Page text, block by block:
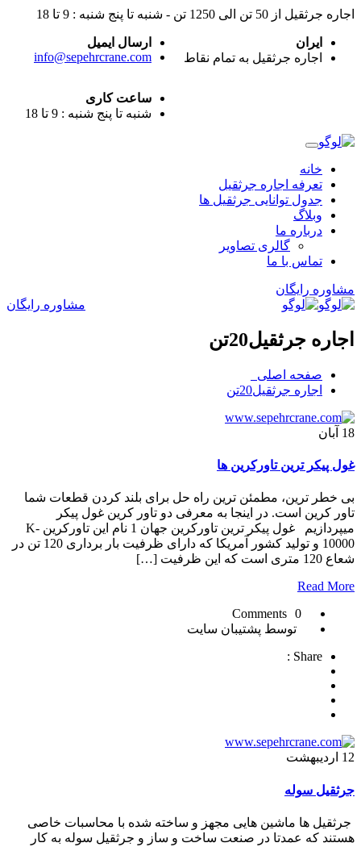
اجاره جرثقیل از 50 تن الی 1250 تن - شنبه تا پنج شنبه : 9 تا 18
ایران
اجاره جرثقیل به تمام نقاط
ارسال ایمیل
info@sepehrcrane.com
ساعت کاری
شنبه تا پنج شنبه : 9 تا 18
خانه
تعرفه اجاره جرثقیل
جدول توانایی جرثقیل ها
وبلاگ
درباره ما
گالری تصاویر
تماس با ما
مشاوره رایگان
مشاوره رایگان
اجاره جرثقيل20تن
صفحه اصلی
اجاره جرثقيل20تن
18 آبان
غول پیکر ترین تاورکرین ها
بی خطر ترین، مطمئن ترین راه حل برای بلند کردن قطعات شما
تاور کرین است. در اینجا به معرفی دو تاور کرین غول پیکر
میپردازیم غول پیکر ترین تاورکرین جهان 1 نام این تاورکرین K-
10000 و تولید کشور آمریکا که دارای ظرفیت بار برداری 120 تن در
شعاع 120 متری است که این ظرفیت […]
Read More
0 Comments
توسط پشتیبان سایت
Share :
12 اردیبهشت
جرثقیل سوله
جرثقیل ها ماشین هایی مجهز و ساخته شده با محاسبات خاصی
هستند که عمدتا در صنعت ساخت و ساز و جرثقیل سوله به کار